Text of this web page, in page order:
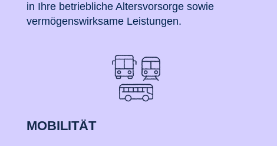
in Ihre betriebliche Altersvorsorge sowie
vermögenswirksame Leistungen.
MOBILITÄT